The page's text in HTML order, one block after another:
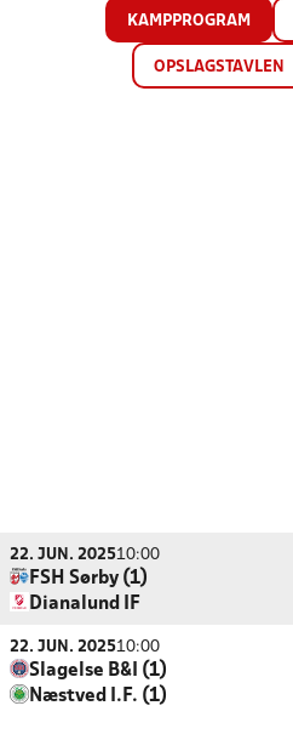
KAMPPROGRAM
OPSLAGSTAVLEN
22. JUN. 202510:00
FSH Sørby (1)
Dianalund IF
22. JUN. 202510:00
Slagelse B&I (1)
Næstved I.F. (1)